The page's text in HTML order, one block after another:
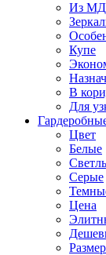
Из
Купе
В
Для
Цвет
Белые
Серые
Цена